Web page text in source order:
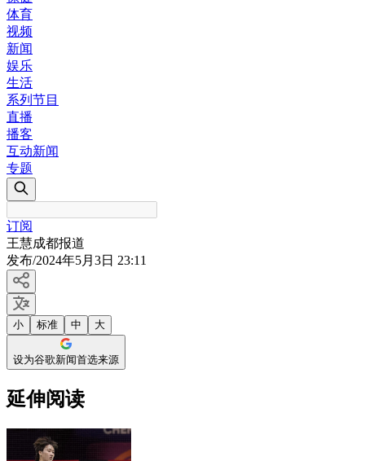
体育
视频
新闻
娱乐
生活
系列节目
直播
播客
互动新闻
专题
订阅
王慧成都报道
发布/2024年5月3日 23:11
小 标准 中 大
设为谷歌新闻首选来源
延伸阅读